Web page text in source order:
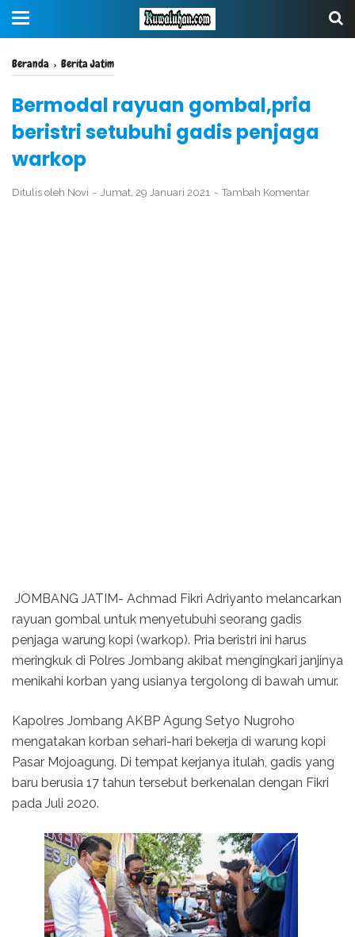
Beranda › Berita Jatim
Bermodal rayuan gombal,pria
beristri setubuhi gadis penjaga
warkop
Ditulis oleh Novi Jumat, 29 Januari 2021 Tambah Komentar
JOMBANG JATIM- Achmad Fikri Adriyanto melancarkan
rayuan gombal untuk menyetubuhi seorang gadis
penjaga warung kopi (warkop). Pria beristri ini harus
meringkuk di Polres Jombang akibat mengingkari janjinya
menikahi korban yang usianya tergolong di bawah umur.
Kapolres Jombang AKBP Agung Setyo Nugroho
mengatakan korban sehari-hari bekerja di warung kopi
Pasar Mojoagung. Di tempat kerjanya itulah, gadis yang
baru berusia 17 tahun tersebut berkenalan dengan Fikri
pada Juli 2020.